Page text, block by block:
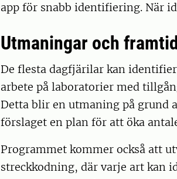
app för snabb identifiering. När
Utmaningar och
De flesta dagfjärilar kan
arbete på laboratorier med
Detta blir en utmaning på grund
förslaget en plan för att öka
Programmet kommer också att
streckkodning, där varje art kan